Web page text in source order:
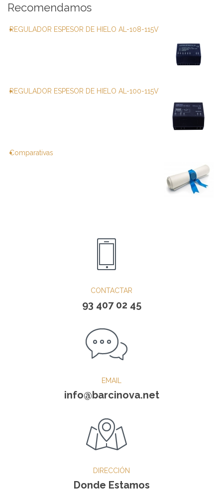
Recomendamos
REGULADOR ESPESOR DE HIELO AL-108-115V
REGULADOR ESPESOR DE HIELO AL-100-115V
Comparativas
CONTACTAR
93 407 02 45
EMAIL
info@barcinova.net
DIRECCIÓN
Donde Estamos